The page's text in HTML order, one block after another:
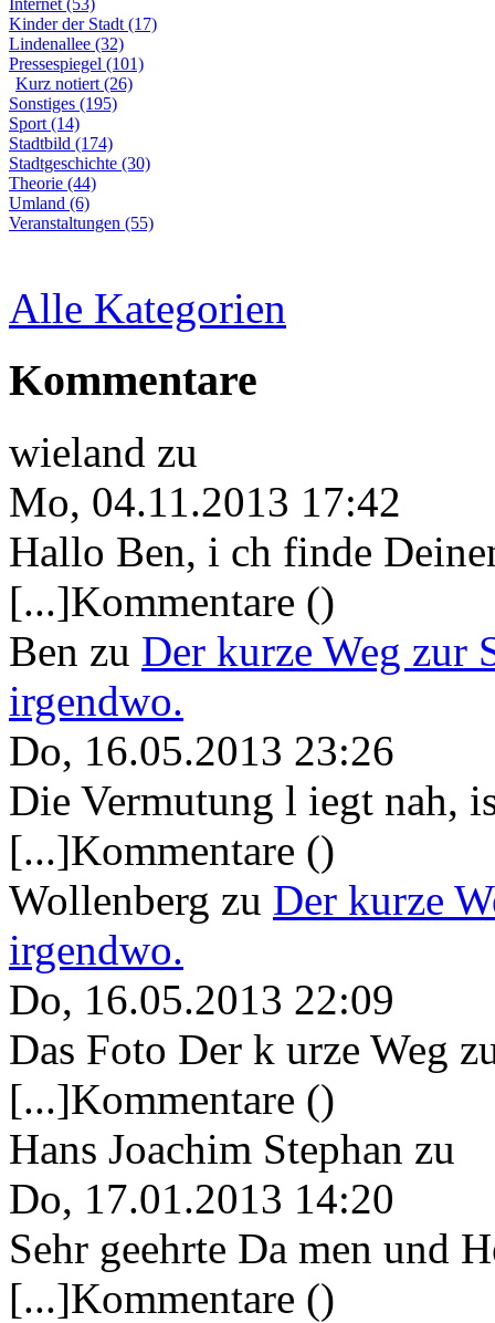
Internet (53)
Kinder der Stadt (17)
Lindenallee (32)
Pressespiegel (101)
Kurz notiert (26)
Sonstiges (195)
Sport (14)
Stadtbild (174)
Stadtgeschichte (30)
Theorie (44)
Umland (6)
Veranstaltungen (55)
Alle Kategorien
Kommentare
wieland zu
Mo, 04.11.2013 17:42
Hallo Ben, i ch finde
[...]Kommentare ()
Ben zu Der kurze Weg zur
irgendwo.
Do, 16.05.2013 23:26
Die Vermutung l iegt nah,
[...]Kommentare ()
Wollenberg zu Der kurze
irgendwo.
Do, 16.05.2013 22:09
Das Foto Der k urze Weg
[...]Kommentare ()
Hans Joachim Stephan zu
Do, 17.01.2013 14:20
Sehr geehrte Da men und
[...]Kommentare ()